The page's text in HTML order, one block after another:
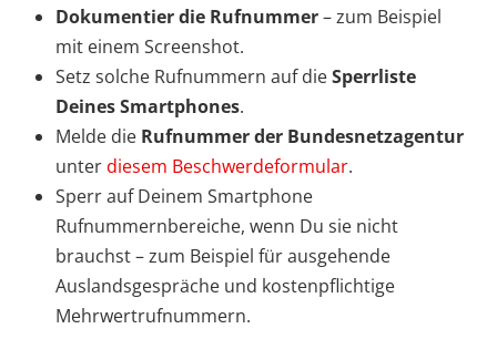
Dokumentier die Rufnummer– zum Beispiel
mit einem Screenshot.
Setz solche Rufnummern auf dieSperrliste
Deines Smartphones.
Melde die Rufnummer der Bundesnetzagentur
unterdiesem Beschwerdeformular.
Sperr auf Deinem Smartphone
Rufnummernbereiche, wenn Du sie nicht
brauchst – zum Beispiel für ausgehende
Auslandsgespräche und kostenpflichtige
Mehrwertrufnummern.